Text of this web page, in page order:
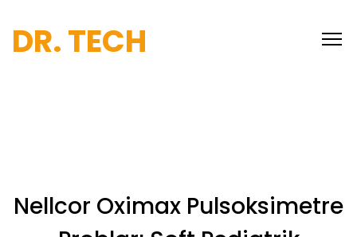
DR. TECH
Nellcor Oximax Pulsoksimetre